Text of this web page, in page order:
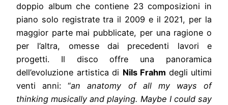
doppio album che contiene 23 composizioni in
piano solo registrate tra il 2009 e il 2021, per la
maggior parte mai pubblicate, per una ragione o
per l’altra, omesse dai precedenti lavori e
progetti. Il disco offre una panoramica
dell’evoluzione artistica di Nils Frahm degli ultimi
venti anni: “an anatomy of all my ways of
thinking musically and playing. Maybe I could say